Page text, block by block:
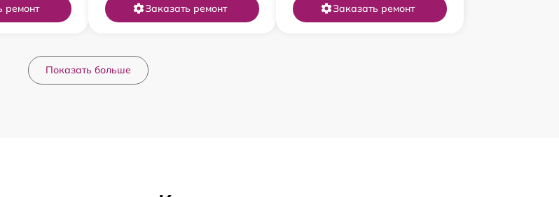
ремонт Заказать ремонт Заказать ремонт
Показать больше